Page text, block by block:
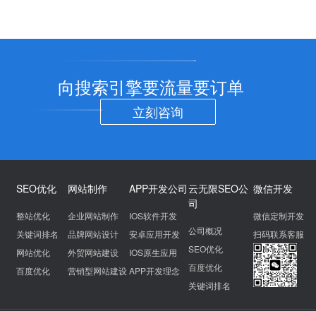
向搜索引擎要流量要订单
立刻咨询
SEO优化
整站优化
关键词排名
网站优化
百度优化
网站制作
企业网站制作
品牌网站设计
外贸网站建设
营销型网站建设
APP开发公司
IOS软件开发
安卓应用开发
IOS原生应用
APP开发理念
云无限SEO公
司
公司概况
SEO优化
百度优化
关键词排名
微信开发
微信定制开发
扫码联系客服